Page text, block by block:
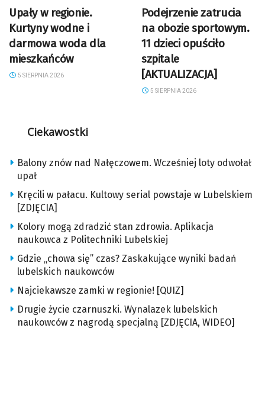
Upały w regionie.
Kurtyny wodne i
darmowa woda dla
mieszkańców
5 SIERPNIA 2026
Podejrzenie zatrucia
na obozie sportowym.
11 dzieci opuściło
szpitale
[AKTUALIZACJA]
5 SIERPNIA 2026
Ciekawostki
Balony znów nad Nałęczowem. Wcześniej loty odwołał
upał
Kręcili w pałacu. Kultowy serial powstaje w Lubelskiem
[ZDJĘCIA]
Kolory mogą zdradzić stan zdrowia. Aplikacja
naukowca z Politechniki Lubelskiej
Gdzie „chowa się” czas? Zaskakujące wyniki badań
lubelskich naukowców
Najciekawsze zamki w regionie! [QUIZ]
Drugie życie czarnuszki. Wynalazek lubelskich
naukowców z nagrodą specjalną [ZDJĘCIA, WIDEO]